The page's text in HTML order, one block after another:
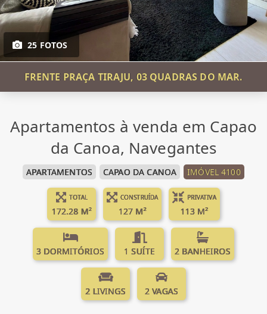
25 FOTOS
FRENTE PRAÇA TIRAJU, 03 QUADRAS DO MAR.
Apartamentos à venda em Capao
da Canoa, Navegantes
APARTAMENTOS CAPAO DA CANOA IMÓVEL 4100
TOTAL
172.28 M²
CONSTRUÍDA
127 M²
PRIVATIVA
113 M²
3 DORMITÓRIOS 1 SUÍTE 2 BANHEIROS
2 LIVINGS 2 VAGAS